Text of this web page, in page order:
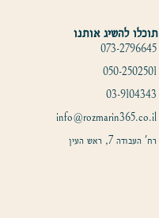
להשיג אותנו
073-2796645
050-2502501
03-9104343
info@rozmarin365.co.il
רח' העבודה 7, ראש העין